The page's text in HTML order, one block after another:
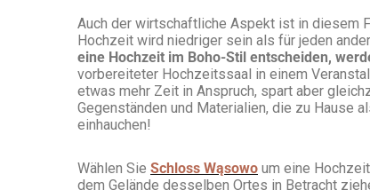
Auch der wirtschaftliche Aspekt ist in diesem
Hochzeit wird niedriger sein als für jeden
eine Hochzeit im Boho-Stil entscheiden,
vorbereiteter Hochzeitssaal in einem
etwas mehr Zeit in Anspruch, spart aber
Gegenständen und Materialien, die zu Hause
einhauchen!
Wählen Sie Schloss Wąsowo um eine
dem Gelände desselben Ortes in Betracht